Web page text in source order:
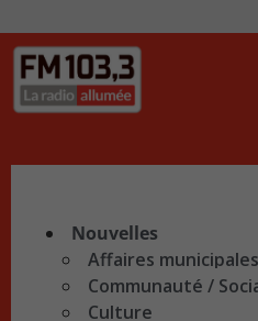
Nouvelles
Affaires municipales
Communauté /
Culture